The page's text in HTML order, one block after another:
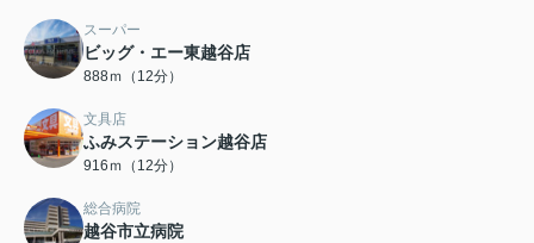
スーパー
ビッグ・エー東越谷店
888ｍ（12分）
文具店
ふみステーション越谷店
916ｍ（12分）
総合病院
越谷市立病院